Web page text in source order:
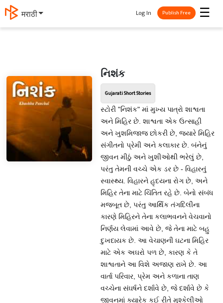
मराठी ☰
Log In Publish Free
નિશંક
Gujarati Short Stories
સ્ટોરી "નિશંક" માં મુખ્ય પાત્રો શાશ્વતા
અને મિહિર છે. શાશ્વતા એક ઉત્સાહી
અને ખુશમિજાજ છોકરી છે, જ્યારે મિહિર
સંગીતનો પ્રેમી અને કલાકાર છે. બંનેનું
જીવન મીઠું અને ખુશીઓથી ભરેલું છે,
પરંતુ તેમની વચ્ચે એક ડર છે - વિહારનું
સ્વાસ્થ્ય. વિહારને હૃદયના રોગ છે, અને
મિહિર તેના માટે ચિંતિત રહે છે. બેનો સંબંધ
મજબૂત છે, પરંતુ આર્થિક તંગદિલીના
કારણે મિહિરને તેના કલાભવનને વેચવાનો
નિર્ણય લેવામાં આવે છે, જે તેના માટે બહુ
દુખદાયક છે. આ વેચાણની ઘટના મિહિર
માટે એક અઘરો પળ છે, કારણ કે તે
શાશ્વતાને આ વિશે અજાણ રાખે છે. આ
વાર્તા પરિવાર, પ્રેમ અને કળાના તાણ
વચ્ચેના સંઘર્ષને દર્શાવે છે, જે દર્શાવે છે કે
જીવનમાં ક્યારેક કઈ રીતે મુશ્કેલીઓ